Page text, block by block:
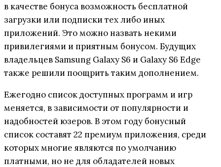
в качестве бонуса возможность бесплатной
загрузки или подписки тех либо иных
приложений. Это можно назвать некими
привилегиями и приятным бонусом. Будущих
владельцев Samsung Galaxy S6 и Galaxy S6 Edge
также решили поощрить таким дополнением.
Ежегодно список доступных программ и игр
меняется, в зависимости от популярности и
надобностей юзеров. В этом году бонусный
список составят 22 премиум приложения, среди
которых многие являются по умолчанию
платными, но не для обладателей новых